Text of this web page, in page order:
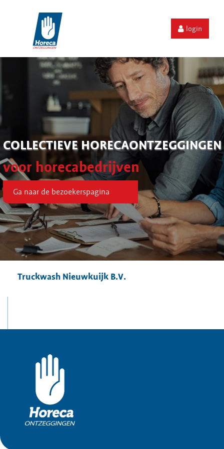
login
COLLECTIEVE HORECAONTZEGGINGEN
voor horecabedrijven
Ga naar de bezoekerspagina
Truckwash Nieuwkuijk B.V.